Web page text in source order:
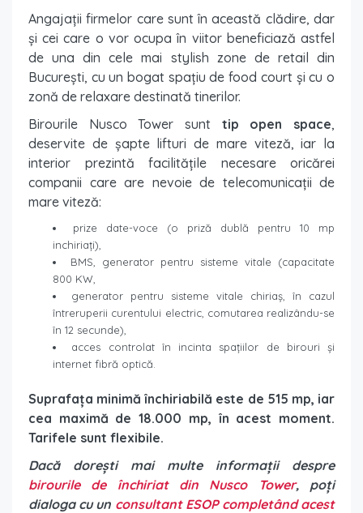
Angajații firmelor care sunt în această clădire, dar
și cei care o vor ocupa în viitor beneficiază astfel
de una din cele mai stylish zone de retail din
București, cu un bogat spațiu de food court și cu o
zonă de relaxare destinată tinerilor.
Birourile Nusco Tower sunt tip open space,
deservite de șapte lifturi de mare viteză, iar la
interior prezintă facilitățile necesare oricărei
companii care are nevoie de telecomunicații de
mare viteză:
prize date-voce (o priză dublă pentru 10 mp
inchiriați),
BMS, generator pentru sisteme vitale (capacitate
800 KW,
generator pentru sisteme vitale chiriaș, în cazul
întreruperii curentului electric, comutarea realizându-se
în 12 secunde),
acces controlat în incinta spațiilor de birouri și
internet fibră optică.
Suprafața minimă închiriabilă este de 515 mp, iar
cea maximă de 18.000 mp, în acest moment.
Tarifele sunt flexibile.
Dacă dorești mai multe informații despre
birourile de închiriat din Nusco Tower, poți
dialoga cu un consultant ESOP completând acest